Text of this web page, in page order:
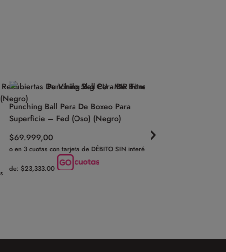
Punching Ball Pera De Boxeo Para
Superficie – Fed (Oso) (Negro)
$69.999,00
o en 3 cuotas con tarjeta de DÉBITO SIN interés
de: $23,333.00
$124.999,00